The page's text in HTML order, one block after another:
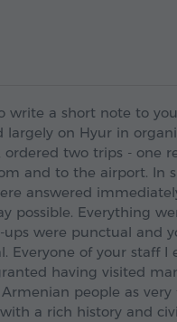
write a short note to
largely on Hyur in
ordered two trips - one
and to the airport. In
answered
possible. Everything
ups were punctual and
Everyone of your staff
having visited
people as
a rich history and